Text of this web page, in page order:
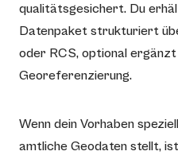
qualitätsgesichert. Du
Datenpaket strukturiert
oder RCS, optional
Georeferenzierung.
Wenn dein Vorhaben
amtliche Geodaten stellt, ist